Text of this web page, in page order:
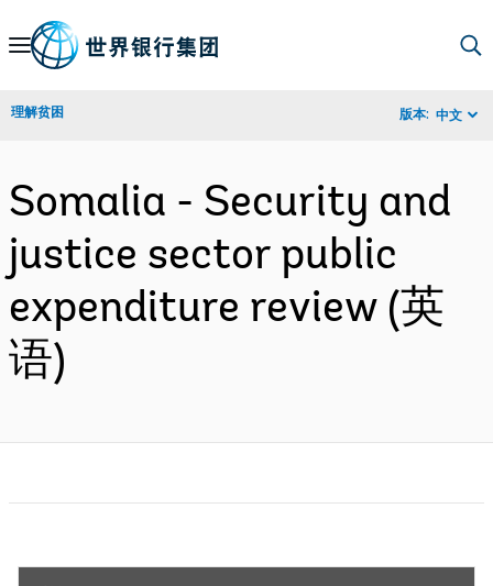
Skip
Navigation
理解贫困 版本: 中文
Somalia - Security and
justice sector public
expenditure review (英
语)